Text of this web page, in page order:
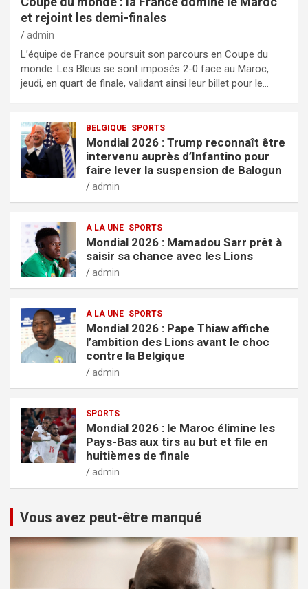
et rejoint les demi-finales
admin
L’équipe de France poursuit son parcours en Coupe du
monde. Les Bleus se sont imposés 2-0 face au Maroc,
jeudi, en quart de finale, validant ainsi leur billet pour le…
BELGIQUE SPORTS
Mondial 2026 : Trump reconnaît être
intervenu auprès d’Infantino pour
faire lever la suspension de Balogun
admin
A LA UNE SPORTS
Mondial 2026 : Mamadou Sarr prêt à
saisir sa chance avec les Lions
admin
A LA UNE SPORTS
Mondial 2026 : Pape Thiaw affiche
l’ambition des Lions avant le choc
contre la Belgique
admin
SPORTS
Mondial 2026 : le Maroc élimine les
Pays-Bas aux tirs au but et file en
huitièmes de finale
admin
Vous avez peut-être manqué